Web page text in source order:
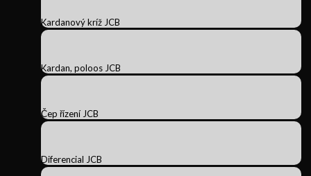
Kardanový kríž JCB
Kardan, poloos JCB
Čep řízení JCB
Diferencial JCB